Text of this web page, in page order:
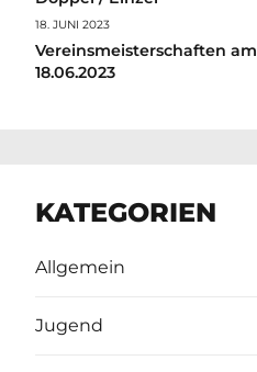
18. JUNI 2023
Vereinsmeisterschaften am
18.06.2023
KATEGORIEN
Allgemein
Jugend